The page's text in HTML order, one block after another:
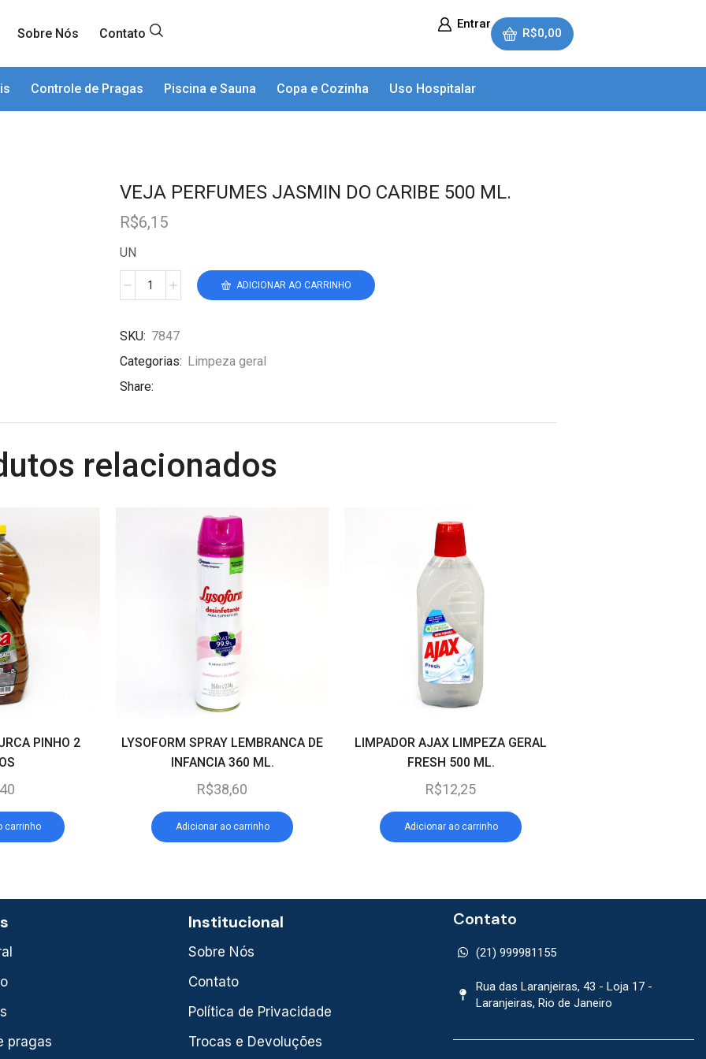
Sobre Nós Contato
Entrar
R$0,00
Controle de Pragas Piscina e Sauna Copa e Cozinha Uso Hospitalar
VEJA PERFUMES JASMIN DO CARIBE 500 ML.
R$6,15
UN
ADICIONAR AO CARRINHO
SKU: 7847
Categorias: Limpeza geral
Share:
relacionados
PINHO 2
carrinho
LYSOFORM SPRAY LEMBRANCA DE
INFANCIA 360 ML.
R$38,60
Adicionar ao carrinho
LIMPADOR AJAX LIMPEZA GERAL
FRESH 500 ML.
R$12,25
Adicionar ao carrinho
pragas
Institucional
Sobre Nós
Contato
Política de Privacidade
Trocas e Devoluções
Contato
(21) 999981155
Rua das Laranjeiras, 43 - Loja 17 -
Laranjeiras, Rio de Janeiro